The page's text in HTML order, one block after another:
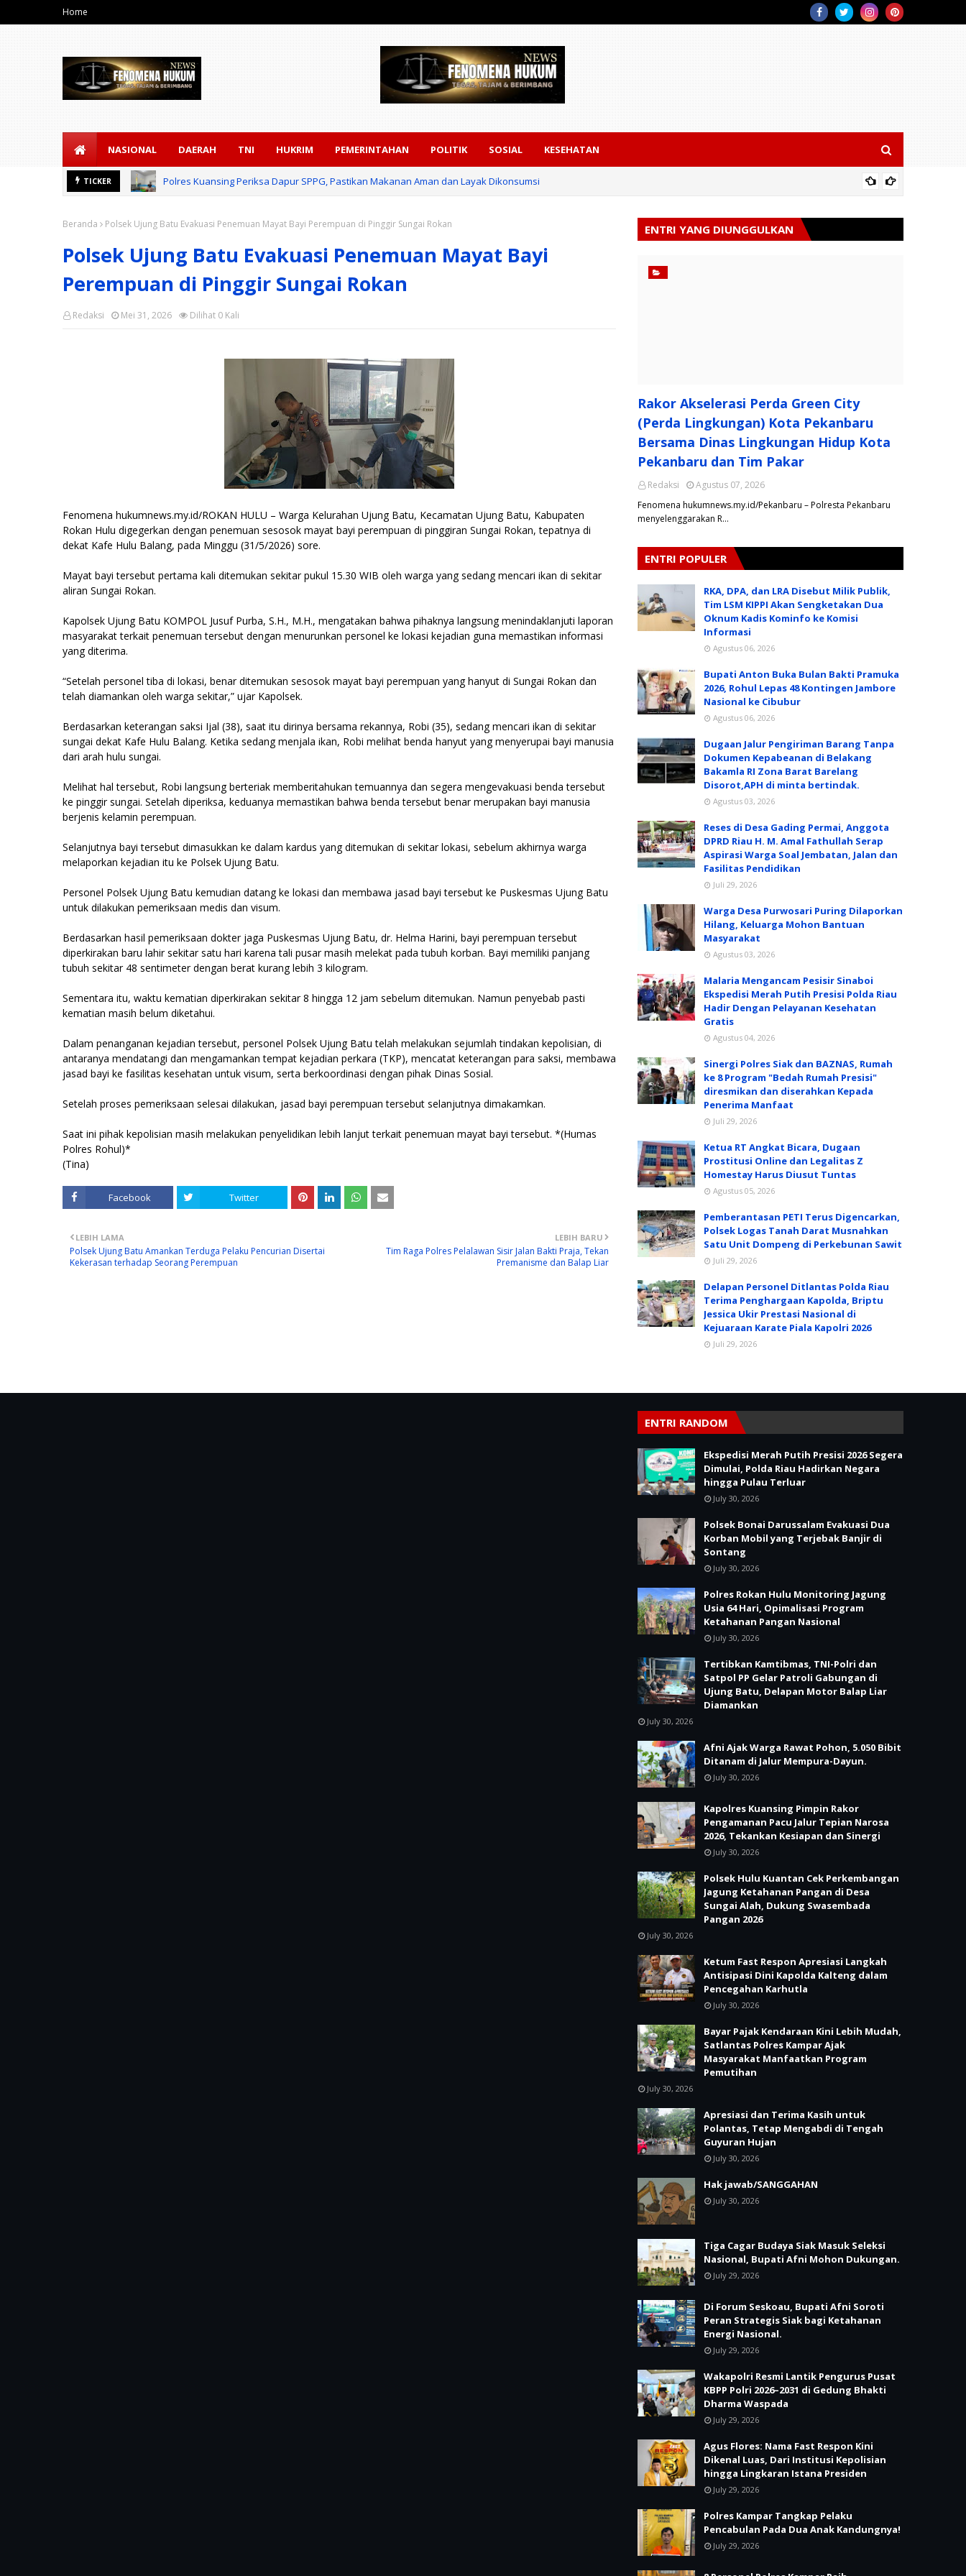
Home
NASIONAL DAERAH TNI HUKRIM PEMERINTAHAN POLITIK SOSIAL KESEHATAN
TICKER Polres Kuansing Periksa Dapur SPPG, Pastikan Makanan Aman dan Layak Dikonsumsi
Beranda Polsek Ujung Batu Evakuasi Penemuan Mayat Bayi Perempuan di Pinggir Sungai Rokan
Polsek Ujung Batu Evakuasi Penemuan Mayat Bayi
Perempuan di Pinggir Sungai Rokan
Redaksi Dilihat 0 Kali
Mei 31, 2026
Fenomena hukumnews.my.id/ROKAN HULU – Warga Kelurahan Ujung Batu, Kecamatan Ujung Batu, Kabupaten
Rokan Hulu digegerkan dengan penemuan sesosok mayat bayi perempuan di pinggiran Sungai Rokan, tepatnya di
dekat Kafe Hulu Balang, pada Minggu (31/5/2026) sore.
Mayat bayi tersebut pertama kali ditemukan sekitar pukul 15.30 WIB oleh warga yang sedang mencari ikan di sekitar
aliran Sungai Rokan.
Kapolsek Ujung Batu KOMPOL Jusuf Purba, S.H., M.H., mengatakan bahwa pihaknya langsung menindaklanjuti laporan
masyarakat terkait penemuan tersebut dengan menurunkan personel ke lokasi kejadian guna memastikan informasi
yang diterima.
“Setelah personel tiba di lokasi, benar ditemukan sesosok mayat bayi perempuan yang hanyut di Sungai Rokan dan
telah diamankan oleh warga sekitar,” ujar Kapolsek.
Berdasarkan keterangan saksi Ijal (38), saat itu dirinya bersama rekannya, Robi (35), sedang mencari ikan di sekitar
sungai dekat Kafe Hulu Balang. Ketika sedang menjala ikan, Robi melihat benda hanyut yang menyerupai bayi manusia
dari arah hulu sungai.
Melihat hal tersebut, Robi langsung berteriak memberitahukan temuannya dan segera mengevakuasi benda tersebut
ke pinggir sungai. Setelah diperiksa, keduanya memastikan bahwa benda tersebut benar merupakan bayi manusia
berjenis kelamin perempuan.
Selanjutnya bayi tersebut dimasukkan ke dalam kardus yang ditemukan di sekitar lokasi, sebelum akhirnya warga
melaporkan kejadian itu ke Polsek Ujung Batu.
Personel Polsek Ujung Batu kemudian datang ke lokasi dan membawa jasad bayi tersebut ke Puskesmas Ujung Batu
untuk dilakukan pemeriksaan medis dan visum.
Berdasarkan hasil pemeriksaan dokter jaga Puskesmas Ujung Batu, dr. Helma Harini, bayi perempuan tersebut
diperkirakan baru lahir sekitar satu hari karena tali pusar masih melekat pada tubuh korban. Bayi memiliki panjang
tubuh sekitar 48 sentimeter dengan berat kurang lebih 3 kilogram.
Sementara itu, waktu kematian diperkirakan sekitar 8 hingga 12 jam sebelum ditemukan. Namun penyebab pasti
kematian masih belum diketahui.
Dalam penanganan kejadian tersebut, personel Polsek Ujung Batu telah melakukan sejumlah tindakan kepolisian, di
antaranya mendatangi dan mengamankan tempat kejadian perkara (TKP), mencatat keterangan para saksi, membawa
jasad bayi ke fasilitas kesehatan untuk visum, serta berkoordinasi dengan pihak Dinas Sosial.
Setelah proses pemeriksaan selesai dilakukan, jasad bayi perempuan tersebut selanjutnya dimakamkan.
Saat ini pihak kepolisian masih melakukan penyelidikan lebih lanjut terkait penemuan mayat bayi tersebut. *(Humas
Polres Rohul)*
(Tina)
Facebook Twitter
LEBIH BARU
Tim Raga Polres Pelalawan Sisir Jalan Bakti Praja, Tekan
Premanisme dan Balap Liar
LEBIH LAMA
Polsek Ujung Batu Amankan Terduga Pelaku Pencurian Disertai
Kekerasan terhadap Seorang Perempuan
ENTRI YANG DIUNGGULKAN
Rakor Akselerasi Perda Green City
(Perda Lingkungan) Kota Pekanbaru
Bersama Dinas Lingkungan Hidup Kota
Pekanbaru dan Tim Pakar
Redaksi
Agustus 07, 2026
Fenomena hukumnews.my.id/Pekanbaru – Polresta Pekanbaru
menyelenggarakan R…
ENTRI POPULER
RKA, DPA, dan LRA Disebut Milik Publik,
Tim LSM KIPPI Akan Sengketakan Dua
Oknum Kadis Kominfo ke Komisi
Informasi
Agustus 06, 2026
Bupati Anton Buka Bulan Bakti Pramuka
2026, Rohul Lepas 48 Kontingen Jambore
Nasional ke Cibubur
Agustus 06, 2026
Dugaan Jalur Pengiriman Barang Tanpa
Dokumen Kepabeanan di Belakang
Bakamla RI Zona Barat Barelang
Disorot,APH di minta bertindak.
Agustus 03, 2026
Reses di Desa Gading Permai, Anggota
DPRD Riau H. M. Amal Fathullah Serap
Aspirasi Warga Soal Jembatan, Jalan dan
Fasilitas Pendidikan
Juli 29, 2026
Warga Desa Purwosari Puring Dilaporkan
Hilang, Keluarga Mohon Bantuan
Masyarakat
Agustus 03, 2026
Malaria Mengancam Pesisir Sinaboi
Ekspedisi Merah Putih Presisi Polda Riau
Hadir Dengan Pelayanan Kesehatan
Gratis
Agustus 04, 2026
Sinergi Polres Siak dan BAZNAS, Rumah
ke 8 Program "Bedah Rumah Presisi"
diresmikan dan diserahkan Kepada
Penerima Manfaat
Juli 29, 2026
Ketua RT Angkat Bicara, Dugaan
Prostitusi Online dan Legalitas Z
Homestay Harus Diusut Tuntas
Agustus 05, 2026
Pemberantasan PETI Terus Digencarkan,
Polsek Logas Tanah Darat Musnahkan
Satu Unit Dompeng di Perkebunan Sawit
Juli 29, 2026
Delapan Personel Ditlantas Polda Riau
Terima Penghargaan Kapolda, Briptu
Jessica Ukir Prestasi Nasional di
Kejuaraan Karate Piala Kapolri 2026
Juli 29, 2026
ENTRI RANDOM
Ekspedisi Merah Putih Presisi 2026 Segera
Dimulai, Polda Riau Hadirkan Negara
hingga Pulau Terluar
July 30, 2026
Polsek Bonai Darussalam Evakuasi Dua
Korban Mobil yang Terjebak Banjir di
Sontang
July 30, 2026
Polres Rokan Hulu Monitoring Jagung
Usia 64 Hari, Opimalisasi Program
Ketahanan Pangan Nasional
July 30, 2026
Tertibkan Kamtibmas, TNI-Polri dan
Satpol PP Gelar Patroli Gabungan di
Ujung Batu, Delapan Motor Balap Liar
Diamankan
July 30, 2026
Afni Ajak Warga Rawat Pohon, 5.050 Bibit
Ditanam di Jalur Mempura-Dayun.
July 30, 2026
Kapolres Kuansing Pimpin Rakor
Pengamanan Pacu Jalur Tepian Narosa
2026, Tekankan Kesiapan dan Sinergi
July 30, 2026
Polsek Hulu Kuantan Cek Perkembangan
Jagung Ketahanan Pangan di Desa
Sungai Alah, Dukung Swasembada
Pangan 2026
July 30, 2026
Ketum Fast Respon Apresiasi Langkah
Antisipasi Dini Kapolda Kalteng dalam
Pencegahan Karhutla
July 30, 2026
Bayar Pajak Kendaraan Kini Lebih Mudah,
Satlantas Polres Kampar Ajak
Masyarakat Manfaatkan Program
Pemutihan
July 30, 2026
Apresiasi dan Terima Kasih untuk
Polantas, Tetap Mengabdi di Tengah
Guyuran Hujan
July 30, 2026
Hak jawab/SANGGAHAN
July 30, 2026
Tiga Cagar Budaya Siak Masuk Seleksi
Nasional, Bupati Afni Mohon Dukungan.
July 29, 2026
Di Forum Seskoau, Bupati Afni Soroti
Peran Strategis Siak bagi Ketahanan
Energi Nasional.
July 29, 2026
Wakapolri Resmi Lantik Pengurus Pusat
KBPP Polri 2026–2031 di Gedung Bhakti
Dharma Waspada
July 29, 2026
Agus Flores: Nama Fast Respon Kini
Dikenal Luas, Dari Institusi Kepolisian
hingga Lingkaran Istana Presiden
July 29, 2026
Polres Kampar Tangkap Pelaku
Pencabulan Pada Dua Anak Kandungnya!
July 29, 2026